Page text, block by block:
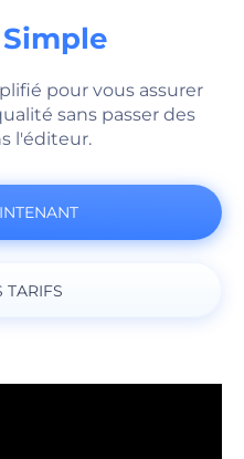
pour vous assurer
sans passer des
l'éditeur.
TARIFS